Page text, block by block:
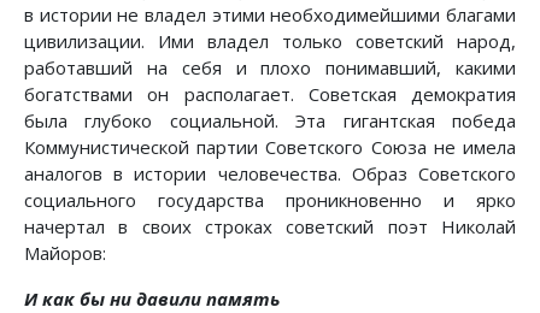
в истории не владел этими необходимейшими благами
цивилизации. Ими владел только советский народ,
работавший на себя и плохо понимавший, какими
богатствами он располагает. Советская демократия
была глубоко социальной. Эта гигантская победа
Коммунистической партии Советского Союза не имела
аналогов в истории человечества. Образ Советского
социального государства проникновенно и ярко
начертал в своих строках советский поэт Николай
Майоров:
И как бы ни давили память